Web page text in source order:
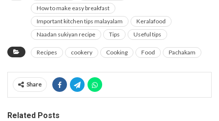
How to make easy breakfast
Important kitchen tips malayalam
Keralafood
Naadan sukiyan recipe
Tips Useful tips
Recipes cookery Cooking Food Pachakam
Share
Related Posts